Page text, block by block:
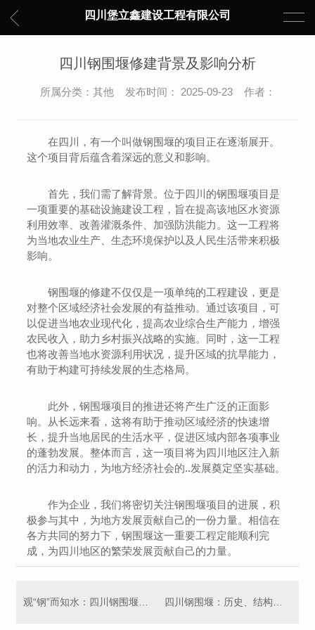
四川堡立鑫建设工程有限公司
四川钢围堰修建背景及影响分析
所属分类：其他 发布时间： 2025-09-23 作者：
在四川，有一个叫做钢围堰的项目正在逐渐展开。
这个项目背后蕴含着深远的意义和影响。
首先，我们需了解背景。位于四川的钢围堰项目是
一项重要的基础设施建设工程，旨在提高该地区水资源
利用效率、改善灌溉条件、加强防洪能力。这一工程将
为当地农业生产、生态环境保护以及人民生活带来积极
影响。
钢围堰的修建不仅仅是一项单纯的工程建设，更是
对整个区域经济社会发展的有益推动。通过该项目，可
以促进当地农业现代化，提高农业综合生产能力，增强
农民收入，助力乡村振兴战略的实施。同时，这一工程
也将改善当地水资源利用状况，提升区域的抗旱能力，
有助于构建可持续发展的生态格局。
此外，钢围堰项目的推进还将产生广泛的正面影
响。从长远来看，这将有助于推动区域经济的快速增
长，提升当地居民的生活水平，促进区域内部各项事业
的蓬勃发展。整体而言，这一项目将为四川地区注入新
的活力和动力，为地方经济社会的..发展奠定坚实基础。
作为企业，我们将密切关注钢围堰项目的进展，积
极参与其中，为地方发展贡献自己的一份力量。相信在
各方共同的努力下，钢围堰这一重要工程定能顺利完
成，为四川地区的繁荣发展贡献自己的力量。